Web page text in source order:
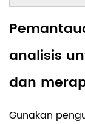
analisis
dan
Gunakan